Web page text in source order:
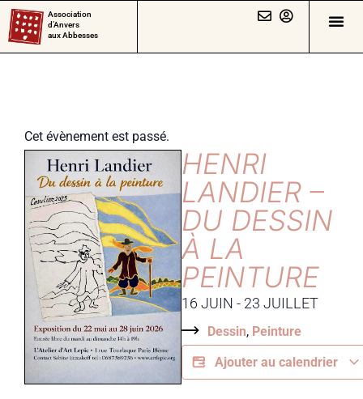
Association
d’Anvers
aux Abbesses
Cet évènement est passé.
HENRI
LANDIER –
DU DESSIN
À LA
PEINTURE
16 JUIN - 23 JUILLET
Dessin, Peinture
Ajouter au calendrier